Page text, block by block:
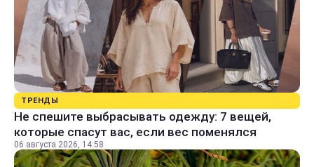
ТРЕНДЫ
Не спешите выбрасывать одежду: 7 вещей,
которые спасут вас, если вес поменялся
06 августа 2026, 14:58